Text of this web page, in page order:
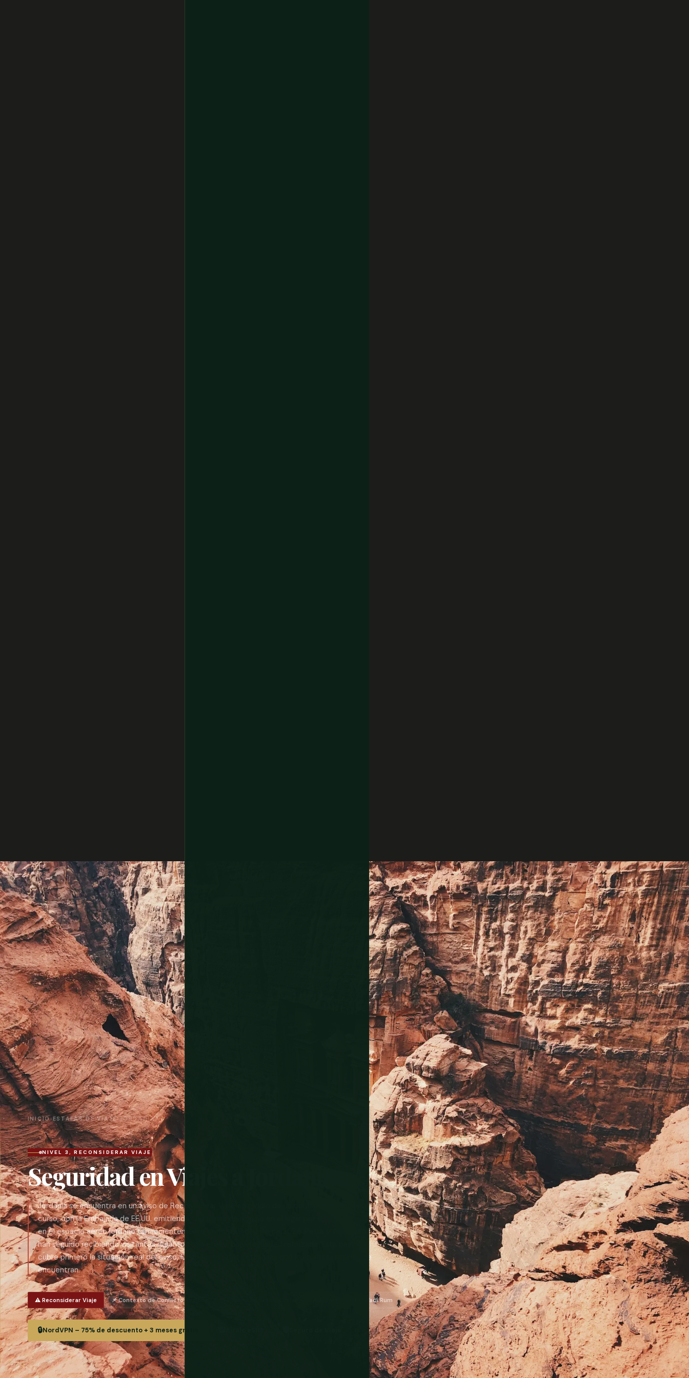
INICIO›ESTAFAS DE VIAJE›JORDANIA
NIVEL 3, RECONSIDERAR VIAJE
Seguridad en Viajes a Jordania
Jordania se encuentra en un aviso de Reconsiderar Viaje en medio de un conflicto regional en
curso, con la Embajada de EE.UU. emitiendo una alerta de refugio en el lugar por drones y misiles
en el espacio aéreo jordano tan recientemente como el 9 de julio de 2026. Petra y Wadi Rum
han seguido recibiendo visitantes durante todo el año, bajo seguridad reforzada. Esta página
cubre primero la situación real del aviso, luego las estafas cotidianas que los turistas realmente
encuentran.
⚠️ Reconsiderar Viaje 📌 Contexto de Conflicto Regional 📌 Ammán, Petra, Wadi Rum
🔒NordVPN – 75% de descuento + 3 meses gratis